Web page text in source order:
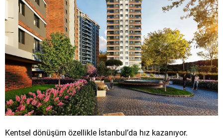
Kentsel dönüşüm özellikle İstanbul’da hız kazanıyor.